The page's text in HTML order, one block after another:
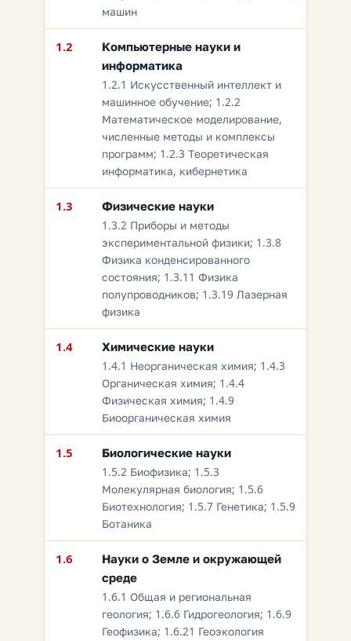
машин
1.2
Компьютерные науки и
информатика
1.2.1 Искусственный интеллект и
машинное обучение; 1.2.2
Математическое моделирование,
численные методы и комплексы
программ; 1.2.3 Теоретическая
информатика, кибернетика
1.3 Физические науки
1.3.2 Приборы и методы
экспериментальной физики; 1.3.8
Физика конденсированного
состояния; 1.3.11 Физика
полупроводников; 1.3.19 Лазерная
физика
1.4 Химические науки
1.4.1 Неорганическая химия; 1.4.3
Органическая химия; 1.4.4
Физическая химия; 1.4.9
Биоорганическая химия
1.5 Биологические науки
1.5.2 Биофизика; 1.5.3
Молекулярная биология; 1.5.6
Биотехнология; 1.5.7 Генетика; 1.5.9
Ботаника
1.6
Науки о Земле и окружающей
среде
1.6.1 Общая и региональная
геология; 1.6.6 Гидрогеология; 1.6.9
Геофизика; 1.6.21 Геоэкология